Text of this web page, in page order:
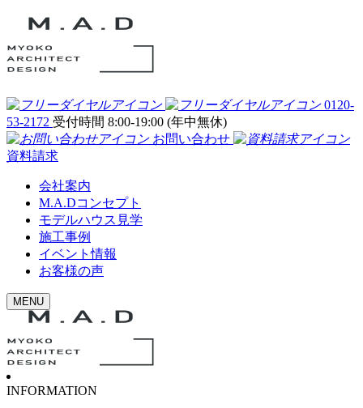
0120-
53-2172 受付時間 8:00-19:00 (年中無休)
お問い合わせ
資料請求
会社案内
M.A.Dコンセプト
モデルハウス見学
施工事例
イベント情報
お客様の声
MENU
INFORMATION